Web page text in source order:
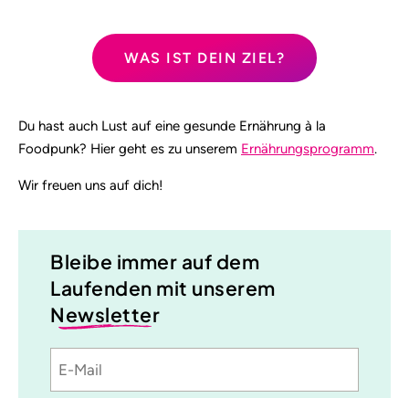
WAS IST DEIN ZIEL?
Du hast auch Lust auf eine gesunde Ernährung à la
Foodpunk? Hier geht es zu unserem Ernährungsprogramm.
Wir freuen uns auf dich!
Bleibe immer auf dem
Laufenden mit unserem
Newsletter
E-
Mail